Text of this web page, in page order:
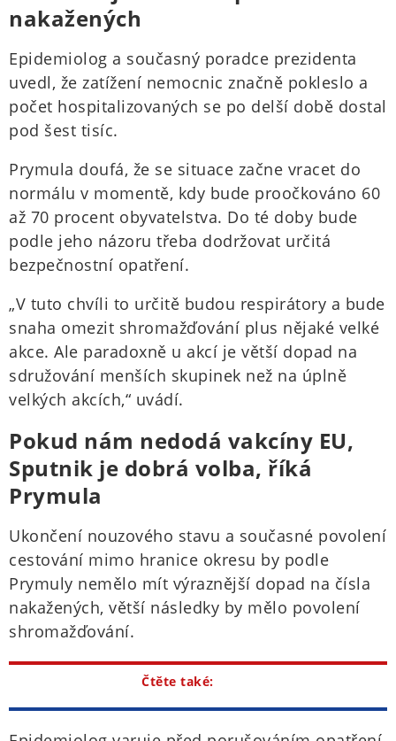
nakažených
Epidemiolog a současný poradce prezidenta
uvedl, že zatížení nemocnic značně pokleslo a
počet hospitalizovaných se po delší době dostal
pod šest tisíc.
Prymula doufá, že se situace začne vracet do
normálu v momentě, kdy bude proočkováno 60
až 70 procent obyvatelstva. Do té doby bude
podle jeho názoru třeba dodržovat určitá
bezpečnostní opatření.
„V tuto chvíli to určitě budou respirátory a bude
snaha omezit shromažďování plus nějaké velké
akce. Ale paradoxně u akcí je větší dopad na
sdružování menších skupinek než na úplně
velkých akcích,“ uvádí.
Pokud nám nedodá vakcíny EU,
Sputnik je dobrá volba, říká
Prymula
Ukončení nouzového stavu a současné povolení
cestování mimo hranice okresu by podle
Prymuly nemělo mít výraznější dopad na čísla
nakažených, větší následky by mělo povolení
shromažďování.
Čtěte také: